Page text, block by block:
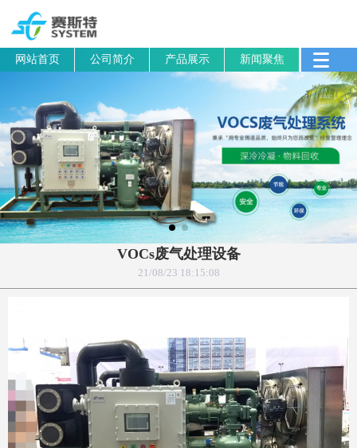
网站首页 公司简介 产品展示 新闻聚焦
VOCs废气处理设备
21/08/23 18:15:08